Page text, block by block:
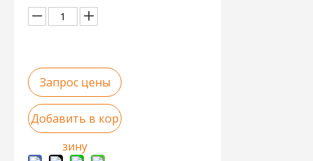
Запрос цены
Добавить в кор
зину